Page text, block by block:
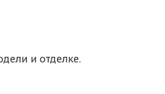
и отделке.